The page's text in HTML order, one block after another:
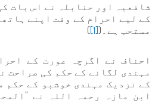
شافعیہ اور حنابلہ نے اس بات
کے لیے احرام کے وقت اپنے
مستحب ہے۔([1]
)
احناف نے اگرچہ عورت کے
مہندی لگانے کے حکم کی صراحت
کے نزدیک مہندی خوشبو کے حکم